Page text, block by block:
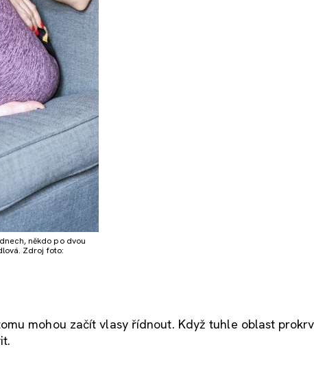
někdo po dvou
Zdroj foto:
mohou začít vlasy řídnout. Když tuhle oblast